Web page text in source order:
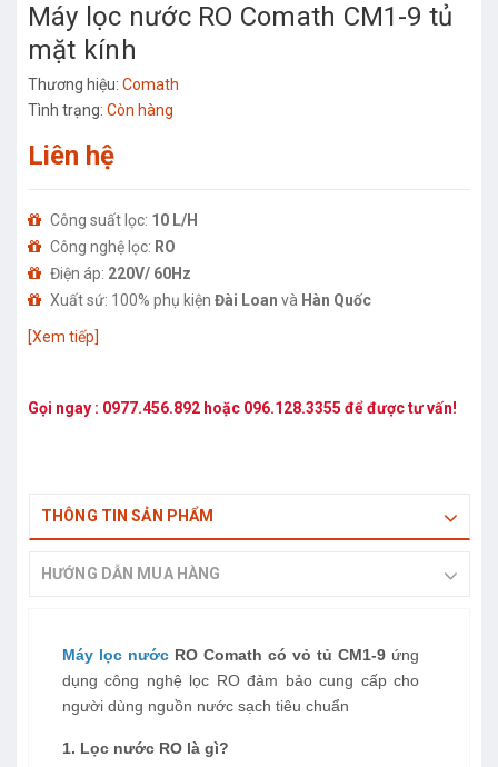
Máy lọc nước RO Comath CM1-9 tủ
mặt kính
Thương hiệu: Comath
Tình trạng: Còn hàng
Liên hệ
Công suất lọc: 10 L/H
Công nghệ lọc: RO
Điện áp: 220V/ 60Hz
Xuất sứ: 100% phụ kiện Đài Loan và Hàn Quốc
Toàn bộ lõi lọc của máy có nguồn gốc từ
[Xem tiếp]
Gọi ngay : 0977.456.892 hoặc 096.128.3355 để được tư vấn!
THÔNG TIN SẢN PHẨM
HƯỚNG DẪN MUA HÀNG
Máy lọc nước RO Comath có vỏ tủ CM1-9 ứng
dụng công nghệ lọc RO đảm bảo cung cấp cho
người dùng nguồn nước sạch tiêu chuẩn
1. Lọc nước RO là gì?